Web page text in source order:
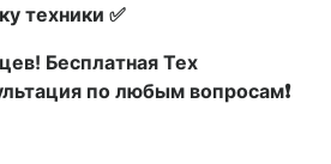
техники ✅
Бесплатная Тех
по любым вопросам❗